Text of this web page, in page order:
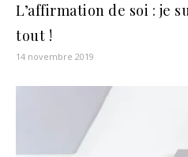
L’affirmation de soi : je
tout !
14 novembre 2019